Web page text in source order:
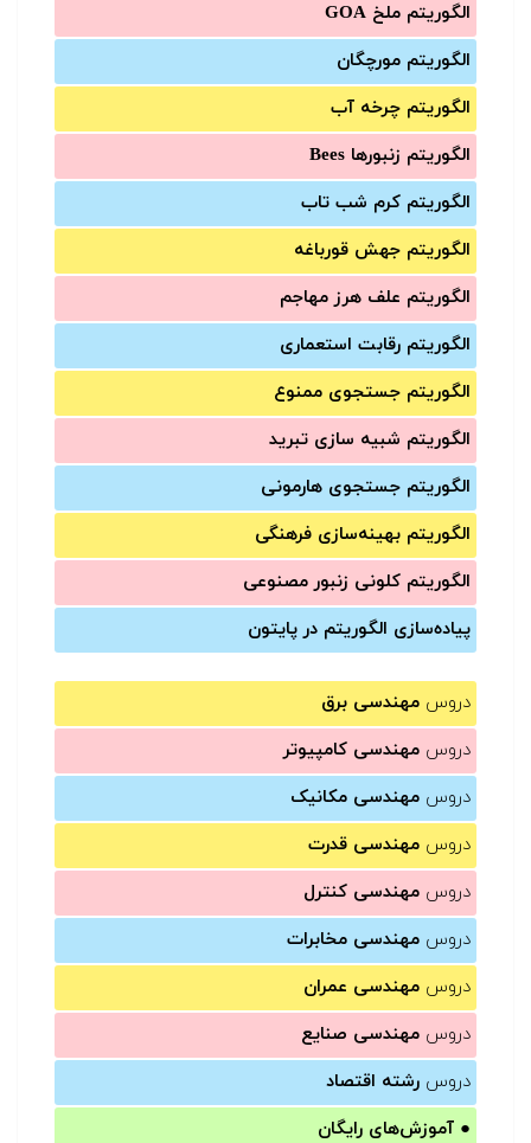
الگوریتم ملخ GOA
الگوریتم مورچگان
الگوریتم چرخه آب
الگوریتم زنبورها Bees
الگوریتم کرم شب تاب
الگوریتم جهش قورباغه
الگوریتم علف هرز مهاجم
الگوریتم رقابت استعماری
الگوریتم جستجوی ممنوع
الگوریتم شبیه سازی تبرید
الگوریتم جستجوی هارمونی
الگوریتم بهینه‌سازی فرهنگی
الگوریتم کلونی زنبور مصنوعی
پیاده‌سازی الگوریتم در پایتون
دروس مهندسی برق
دروس مهندسی کامپیوتر
دروس مهندسی مکانیک
دروس مهندسی قدرت
دروس مهندسی کنترل
دروس مهندسی مخابرات
دروس مهندسی عمران
دروس مهندسی صنایع
دروس رشته اقتصاد
● آموزش‌های رایگان